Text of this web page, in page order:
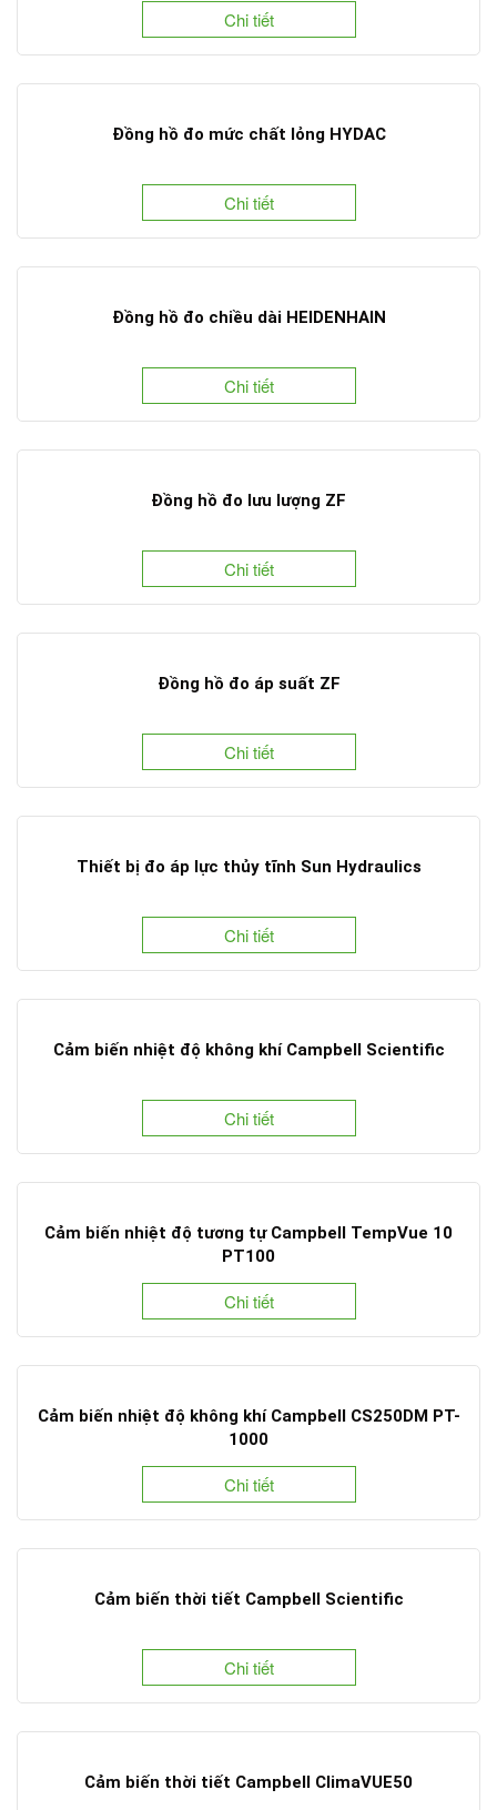
Chi tiết
Đồng hồ đo mức chất lỏng HYDAC
Chi tiết
Đồng hồ đo chiều dài HEIDENHAIN
Chi tiết
Đồng hồ đo lưu lượng ZF
Chi tiết
Đồng hồ đo áp suất ZF
Chi tiết
Thiết bị đo áp lực thủy tĩnh Sun Hydraulics
Chi tiết
Cảm biến nhiệt độ không khí Campbell Scientific
Chi tiết
Cảm biến nhiệt độ tương tự Campbell TempVue 10
PT100
Chi tiết
Cảm biến nhiệt độ không khí Campbell CS250DM PT-
1000
Chi tiết
Cảm biến thời tiết Campbell Scientific
Chi tiết
Cảm biến thời tiết Campbell ClimaVUE50